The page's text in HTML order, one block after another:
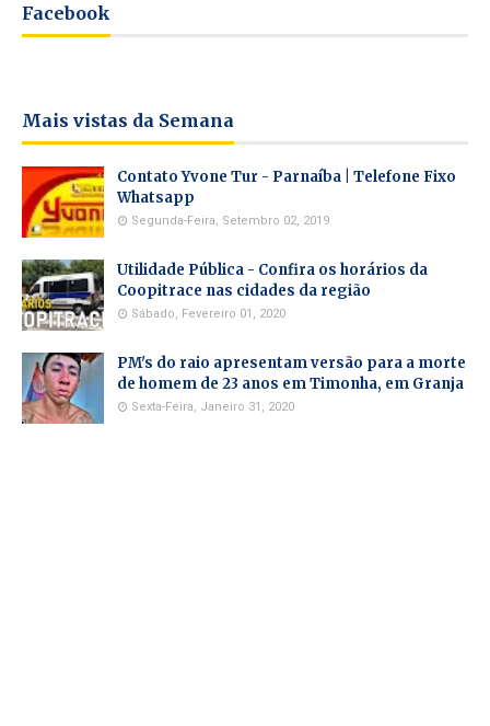
Facebook
Mais vistas da Semana
Contato Yvone Tur - Parnaíba | Telefone Fixo
Whatsapp
Segunda-Feira, Setembro 02, 2019
Utilidade Pública - Confira os horários da
Coopitrace nas cidades da região
Sábado, Fevereiro 01, 2020
PM's do raio apresentam versão para a morte
de homem de 23 anos em Timonha, em Granja
Sexta-Feira, Janeiro 31, 2020